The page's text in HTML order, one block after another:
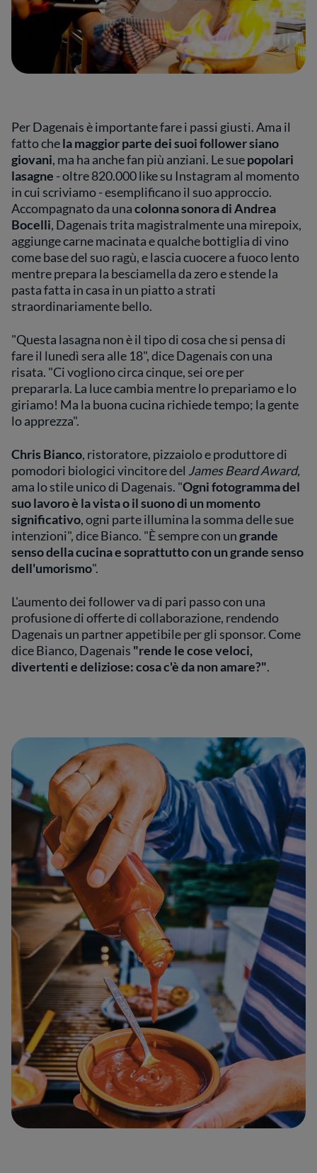
Per Dagenais è importante fare i passi giusti. Ama il
fatto chela maggior parte dei suoi follower siano
giovani, ma ha anche fan più anziani. Le suepopolari
lasagne - oltre 820.000 like su Instagram al momento
in cui scriviamo - esemplificano il suo approccio.
Accompagnato da unacolonna sonora di Andrea
Bocelli, Dagenais trita magistralmente una mirepoix,
aggiunge carne macinata e qualche bottiglia di vino
come base del suo ragù, e lascia cuocere a fuoco lento
mentre prepara la besciamella da zero e stende la
pasta fatta in casa in un piatto a strati
straordinariamente bello.
"Questa lasagna non è il tipo di cosa che si pensa di
fare il lunedì sera alle 18", dice Dagenais con una
risata. "Ci vogliono circa cinque, sei ore per
prepararla. La luce cambia mentre lo prepariamo e lo
giriamo! Ma la buona cucina richiede tempo; la gente
lo apprezza".
Chris Bianco, ristoratore, pizzaiolo e produttore di
pomodori biologici vincitore del James Beard Award,
ama lo stile unico di Dagenais. "Ogni fotogramma del
suo lavoro è la vista o il suono di un momento
significativo, ogni parte illumina la somma delle sue
intenzioni", dice Bianco. "È sempre con ungrande
senso della cucina e soprattutto con un grande senso
dell'umorismo".
L'aumento dei follower va di pari passo con una
profusione di offerte di collaborazione, rendendo
Dagenais un partner appetibile per gli sponsor. Come
dice Bianco, Dagenais "rende le cose veloci,
divertenti e deliziose: cosa c'è da non amare?".